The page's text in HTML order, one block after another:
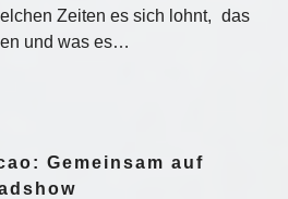
Zeiten es sich lohnt, das
und was es…
Gemeinsam auf